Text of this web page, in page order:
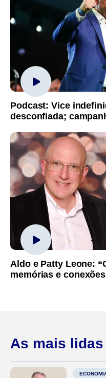
Podcast: Vice
desconfiada;
Aldo e Patty Leone:
memórias e
As mais lidas